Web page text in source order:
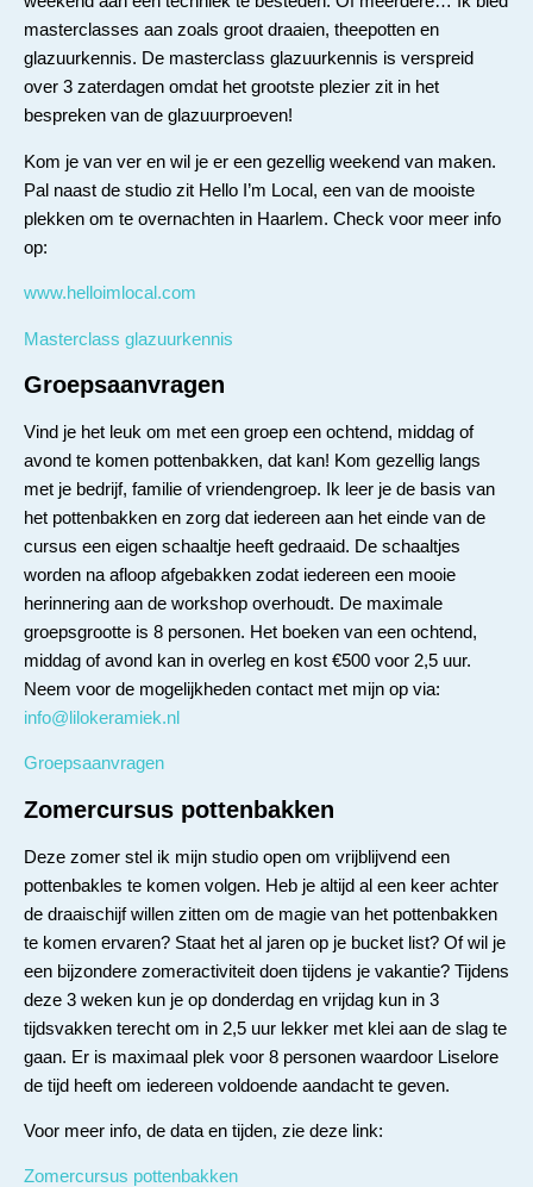
masterclasses aan zoals groot draaien, theepotten en
glazuurkennis. De masterclass glazuurkennis is verspreid
over 3 zaterdagen omdat het grootste plezier zit in het
bespreken van de glazuurproeven!
Kom je van ver en wil je er een gezellig weekend van maken.
Pal naast de studio zit Hello I’m Local, een van de mooiste
plekken om te overnachten in Haarlem. Check voor meer info
op:
www.helloimlocal.com
Masterclass glazuurkennis
Groepsaanvragen
Vind je het leuk om met een groep een ochtend, middag of
avond te komen pottenbakken, dat kan! Kom gezellig langs
met je bedrijf, familie of vriendengroep. Ik leer je de basis van
het pottenbakken en zorg dat iedereen aan het einde van de
cursus een eigen schaaltje heeft gedraaid. De schaaltjes
worden na afloop afgebakken zodat iedereen een mooie
herinnering aan de workshop overhoudt. De maximale
groepsgrootte is 8 personen. Het boeken van een ochtend,
middag of avond kan in overleg en kost €500 voor 2,5 uur.
Neem voor de mogelijkheden contact met mijn op via:
info@lilokeramiek.nl
Groepsaanvragen
Zomercursus pottenbakken
Deze zomer stel ik mijn studio open om vrijblijvend een
pottenbakles te komen volgen. Heb je altijd al een keer achter
de draaischijf willen zitten om de magie van het pottenbakken
te komen ervaren? Staat het al jaren op je bucket list? Of wil je
een bijzondere zomeractiviteit doen tijdens je vakantie? Tijdens
deze 3 weken kun je op donderdag en vrijdag kun in 3
tijdsvakken terecht om in 2,5 uur lekker met klei aan de slag te
gaan. Er is maximaal plek voor 8 personen waardoor Liselore
de tijd heeft om iedereen voldoende aandacht te geven.
Voor meer info, de data en tijden, zie deze link:
Zomercursus pottenbakken